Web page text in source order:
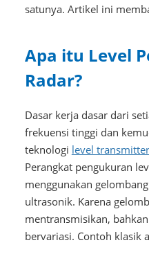
satunya. Artikel ini
Apa itu Level
Radar?
Dasar kerja dasar dari
frekuensi tinggi dan
teknologi level
Perangkat pengukuran
menggunakan
ultrasonik. Karena
mentransmisikan,
bervariasi. Contoh klasik